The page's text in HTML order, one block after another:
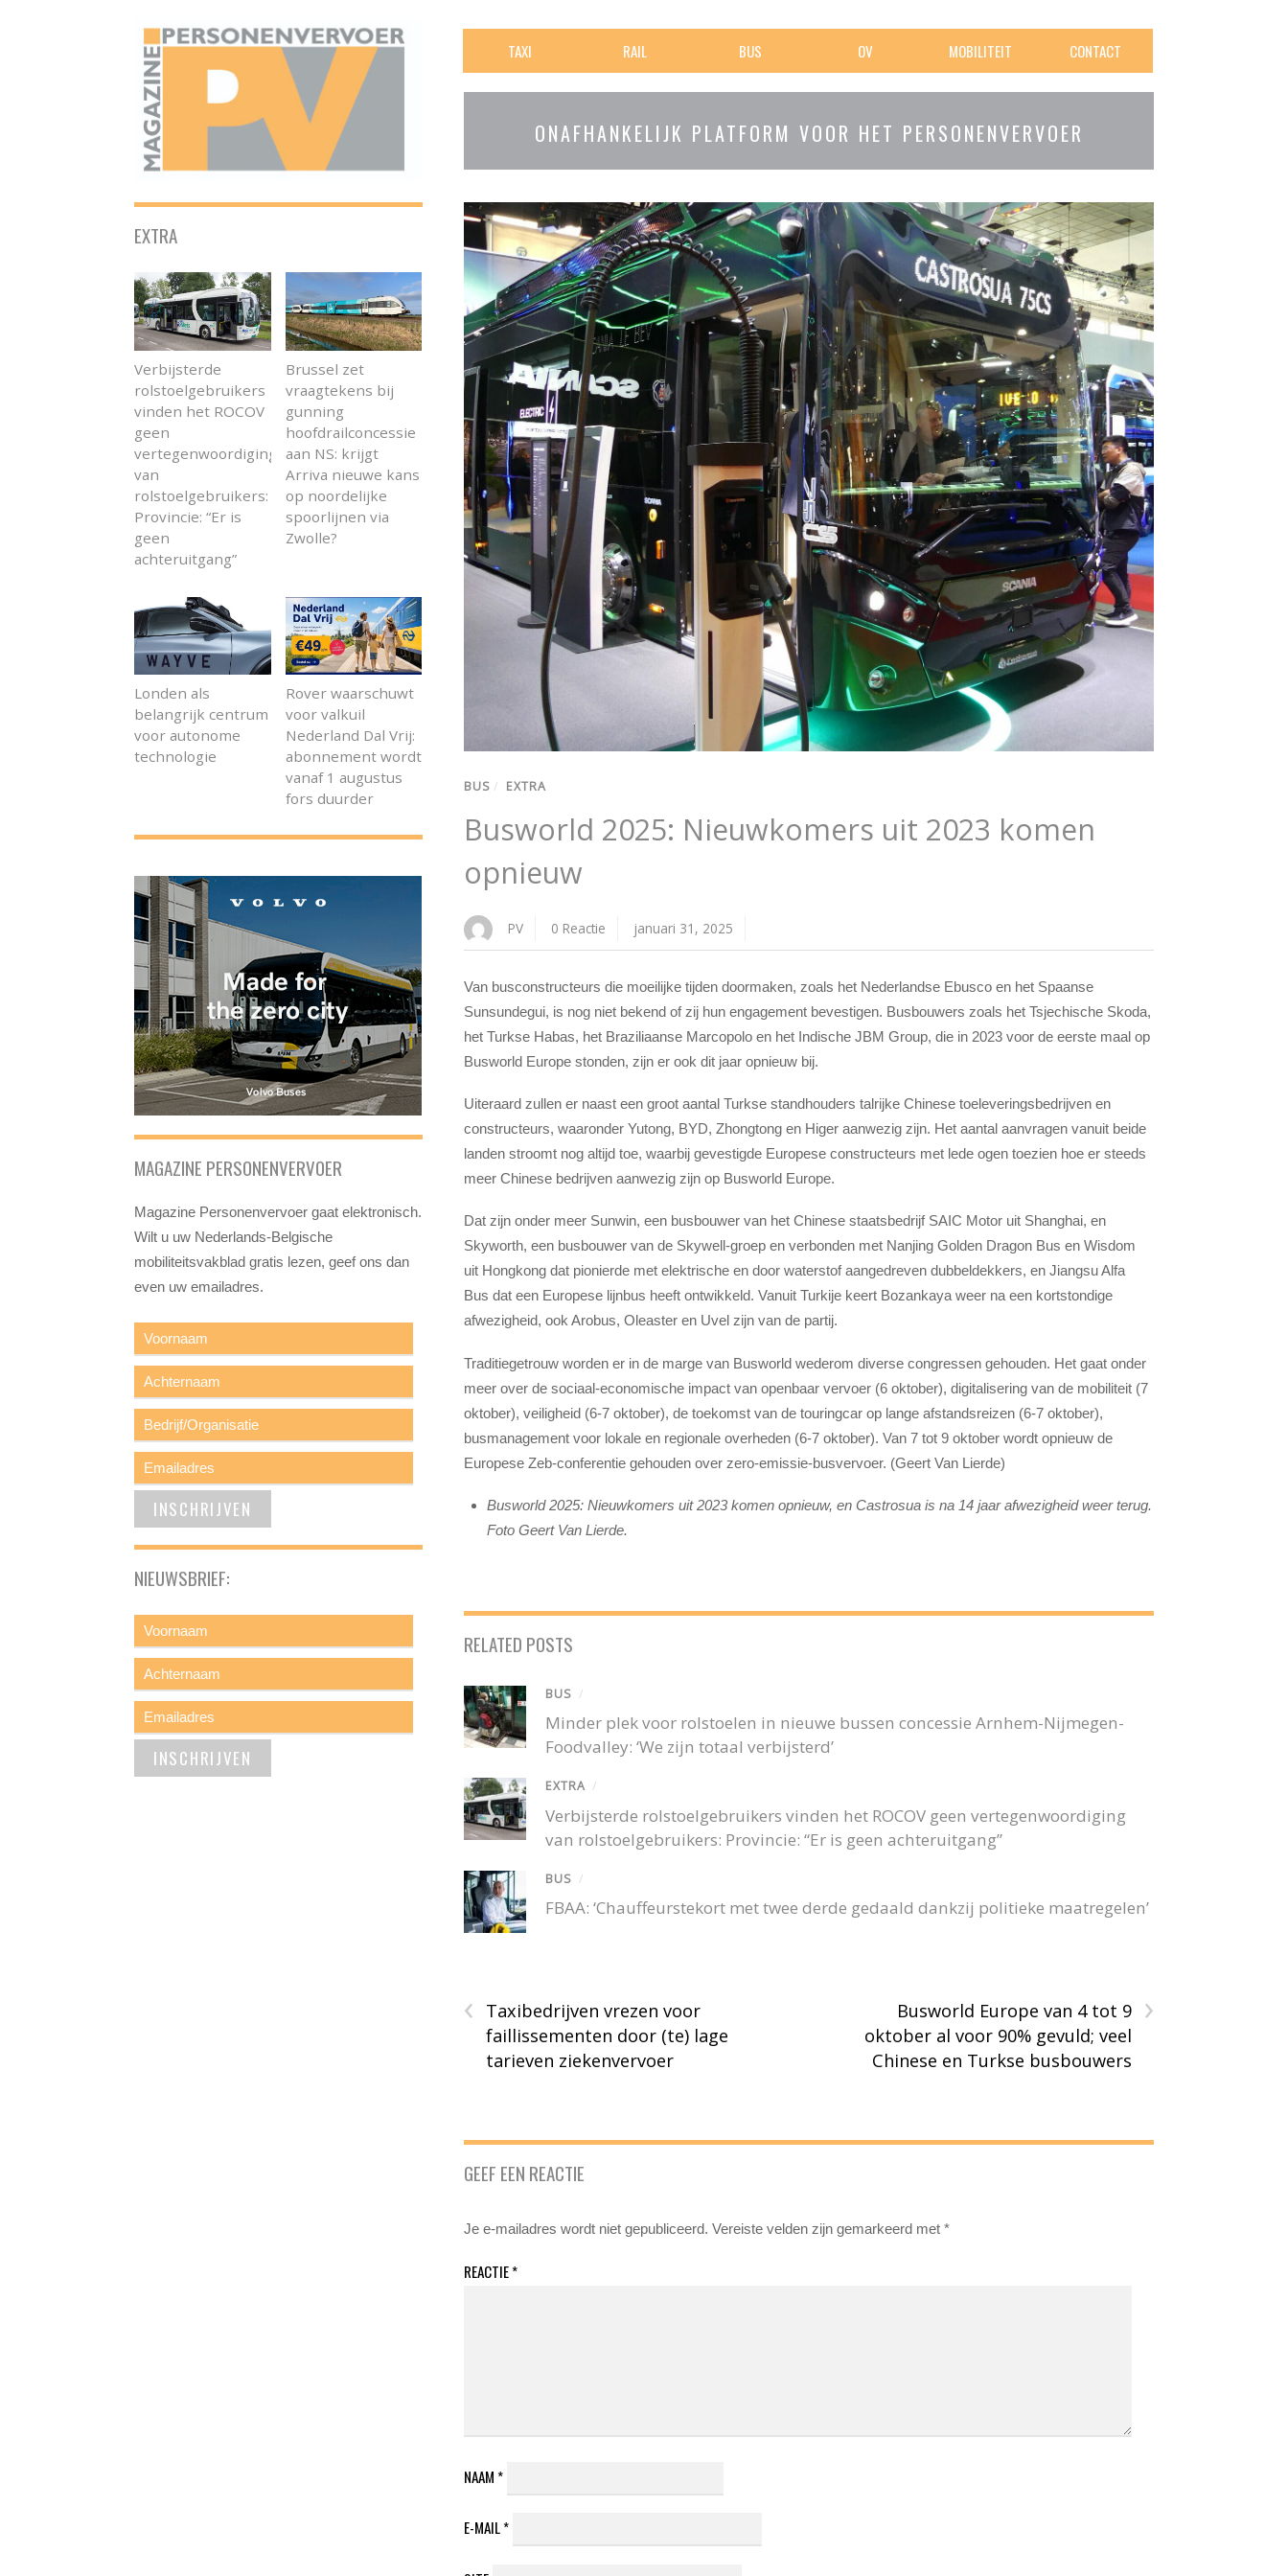
TAXI RAIL BUS OV MOBILITEIT CONTACT
ONAFHANKELIJK PLATFORM VOOR HET PERSONENVERVOER
BUS / EXTRA
Busworld 2025: Nieuwkomers uit 2023 komen
opnieuw
PV 0 Reactie januari 31, 2025
Van busconstructeurs die moeilijke tijden doormaken, zoals het Nederlandse Ebusco en het Spaanse
Sunsundegui, is nog niet bekend of zij hun engagement bevestigen. Busbouwers zoals het Tsjechische Skoda,
het Turkse Habas, het Braziliaanse Marcopolo en het Indische JBM Group, die in 2023 voor de eerste maal op
Busworld Europe stonden, zijn er ook dit jaar opnieuw bij.
Uiteraard zullen er naast een groot aantal Turkse standhouders talrijke Chinese toeleveringsbedrijven en
constructeurs, waaronder Yutong, BYD, Zhongtong en Higer aanwezig zijn. Het aantal aanvragen vanuit beide
landen stroomt nog altijd toe, waarbij gevestigde Europese constructeurs met lede ogen toezien hoe er steeds
meer Chinese bedrijven aanwezig zijn op Busworld Europe.
Dat zijn onder meer Sunwin, een busbouwer van het Chinese staatsbedrijf SAIC Motor uit Shanghai, en
Skyworth, een busbouwer van de Skywell-groep en verbonden met Nanjing Golden Dragon Bus en Wisdom
uit Hongkong dat pionierde met elektrische en door waterstof aangedreven dubbeldekkers, en Jiangsu Alfa
Bus dat een Europese lijnbus heeft ontwikkeld. Vanuit Turkije keert Bozankaya weer na een kortstondige
afwezigheid, ook Arobus, Oleaster en Uvel zijn van de partij.
Traditiegetrouw worden er in de marge van Busworld wederom diverse congressen gehouden. Het gaat onder
meer over de sociaal-economische impact van openbaar vervoer (6 oktober), digitalisering van de mobiliteit (7
oktober), veiligheid (6-7 oktober), de toekomst van de touringcar op lange afstandsreizen (6-7 oktober),
busmanagement voor lokale en regionale overheden (6-7 oktober). Van 7 tot 9 oktober wordt opnieuw de
Europese Zeb-conferentie gehouden over zero-emissie-busvervoer. (Geert Van Lierde)
Busworld 2025: Nieuwkomers uit 2023 komen opnieuw, en Castrosua is na 14 jaar afwezigheid weer terug.
Foto Geert Van Lierde.
RELATED POSTS
BUS /
Minder plek voor rolstoelen in nieuwe bussen concessie Arnhem-Nijmegen-
Foodvalley: ‘We zijn totaal verbijsterd’
EXTRA /
Verbijsterde rolstoelgebruikers vinden het ROCOV geen vertegenwoordiging
van rolstoelgebruikers: Provincie: “Er is geen achteruitgang”
BUS /
FBAA: ‘Chauffeurstekort met twee derde gedaald dankzij politieke maatregelen’
‹
Taxibedrijven vrezen voor
faillissementen door (te) lage
tarieven ziekenvervoer
›
Busworld Europe van 4 tot 9
oktober al voor 90% gevuld; veel
Chinese en Turkse busbouwers
GEEF EEN REACTIE
Je e-mailadres wordt niet gepubliceerd. Vereiste velden zijn gemarkeerd met*
REACTIE*
NAAM *
E-MAIL*
EXTRA
Verbijsterde
rolstoelgebruikers
vinden het ROCOV
geen
vertegenwoordiging
van
rolstoelgebruikers:
Provincie: “Er is
geen
achteruitgang”
Brussel zet
vraagtekens bij
gunning
hoofdrailconcessie
aan NS: krijgt
Arriva nieuwe kans
op noordelijke
spoorlijnen via
Zwolle?
Londen als
belangrijk centrum
voor autonome
technologie
Rover waarschuwt
voor valkuil
Nederland Dal Vrij:
abonnement wordt
vanaf 1 augustus
fors duurder
MAGAZINE PERSONENVERVOER
Magazine Personenvervoer gaat elektronisch.
Wilt u uw Nederlands-Belgische
mobiliteitsvakblad gratis lezen, geef ons dan
even uw emailadres.
NIEUWSBRIEF: